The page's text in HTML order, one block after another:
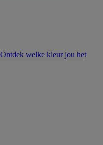
Ontdek welke kleur jou het